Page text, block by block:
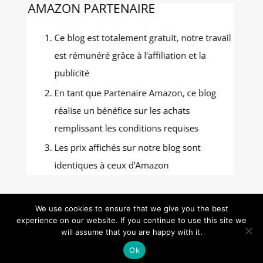
Gastronomie Photos - Tous droits réservés -
Mentions Légales -Politique de confidentialité
Contact
We use cookies to ensure that we give you the best
experience on our website. If you continue to use this site we
will assume that you are happy with it.
Ok